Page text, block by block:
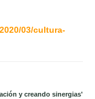
03/cultura-
y creando sinergias'